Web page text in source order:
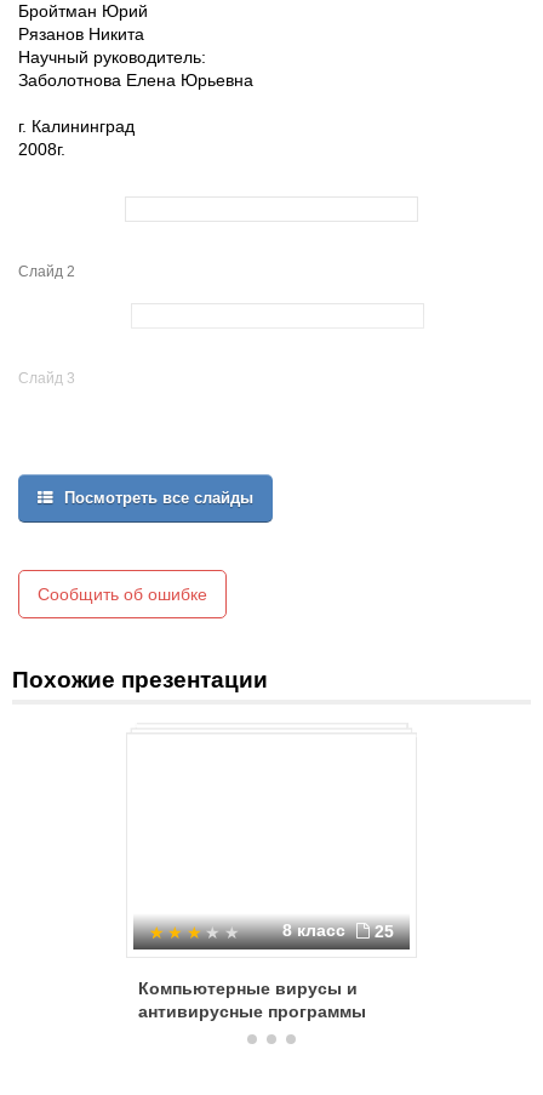
Бройтман Юрий
Рязанов Никита
Научный руководитель:
Заболотнова Елена Юрьевна
г. Калининград
2008г.
Слайд 2
Слайд 3
Посмотреть все слайды
Сообщить об ошибке
Похожие презентации
8 класс 25
Компьютерные вирусы и
антивирусные программы